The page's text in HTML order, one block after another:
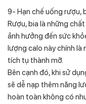
9- Hạn chế uống rượu,
Rượu, bia là những
ảnh hưởng đến sức
lượng calo này chính
tích tụ thành mỡ.
Bên cạnh đó, khi sử
sẽ dễ nạp thêm năng
hoàn toàn không có